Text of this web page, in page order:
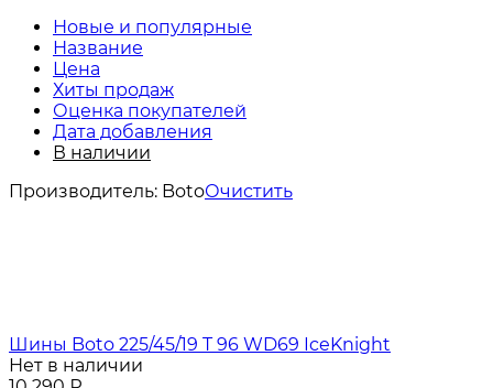
Новые и популярные
Название
Цена
Хиты продаж
Оценка покупателей
Дата добавления
В наличии
Производитель: BotoОчистить
Шины Boto 225/45/19 T 96 WD69 IceKnight
Нет в наличии